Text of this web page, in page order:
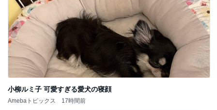
小柳ルミ子 可愛すぎる愛犬の寝顔
Amebaトピックス 17時間前